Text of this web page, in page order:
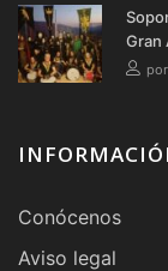
Gran
Conócenos
Aviso legal